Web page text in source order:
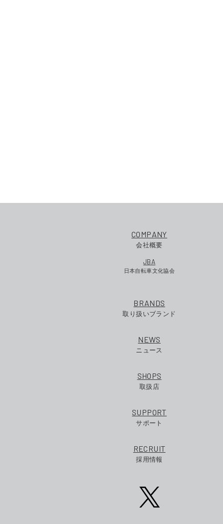
COMPANY
会社概要
JBA
日本自転車文化協会
BRANDS
取り扱いブランド
NEWS
ニュース
SHOPS
取扱店
SUPPORT
サポート
RECRUIT
採用情報